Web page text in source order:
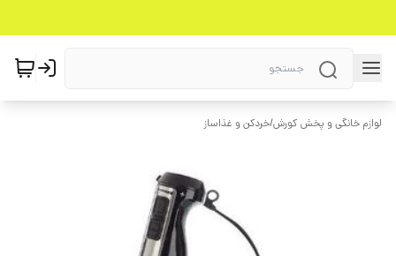
لوازم خانگی و پخش کورش/خردکن و غذاساز